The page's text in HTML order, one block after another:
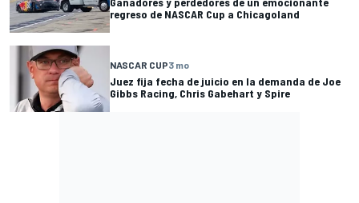
regreso de NASCAR Cup a Chicagoland
NASCAR CUP3 mo
Juez fija fecha de juicio en la demanda de Joe
Gibbs Racing, Chris Gabehart y Spire